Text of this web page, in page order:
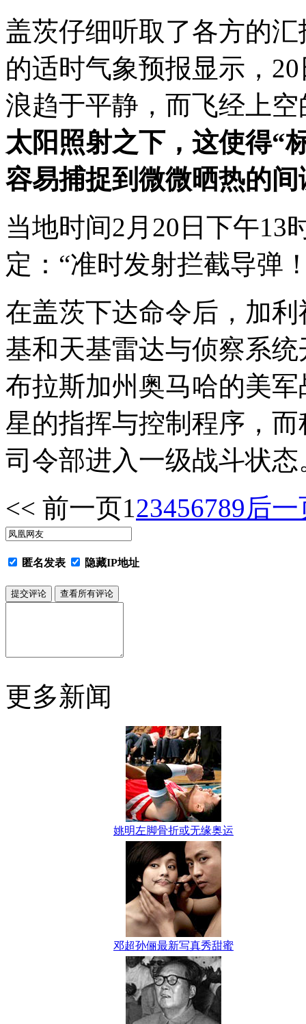
盖茨仔细听取了各方的
的适时气象预报显示，
浪趋于平静，而飞经上空
太阳照射之下，这使得“
容易捕捉到微微晒热的
当地时间2月20日下午13
定：“准时发射拦截导弹
在盖茨下达命令后，加
基和天基雷达与侦察系
布拉斯加州奥马哈的美
星的指挥与控制程序，
司令部进入一级战斗状态
<< 前一页123456789后
匿名发表 隐藏IP地址
更多新闻
姚明左脚骨折或无缘奥运
邓超孙俪最新写真秀甜蜜